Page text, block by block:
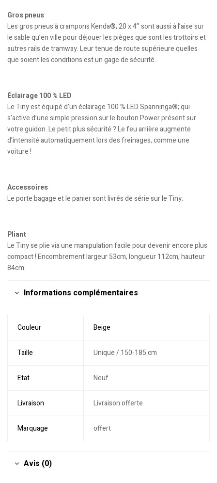
Gros pneus
Les gros pneus à crampons Kenda®; 20 x 4’’ sont aussi à l’aise sur
le sable qu’en ville pour déjouer les pièges que sont les trottoirs et
autres rails de tramway. Leur tenue de route supérieure quelles
que soient les conditions est un gage de sécurité.
Éclairage 100 % LED
Le Tiny est équipé d’un éclairage 100 % LED Spanninga®; qui
s’active d’une simple pression sur le bouton Power présent sur
votre guidon. Le petit plus sécurité ? Le feu arrière augmente
d’intensité automatiquement lors des freinages, comme une
voiture !
Accessoires
Le porte bagage et le panier sont livrés de série sur le Tiny.
Pliant
Le Tiny se plie via une manipulation facile pour devenir encore plus
compact ! Encombrement largeur 53cm, longueur 112cm, hauteur
84cm.
Informations complémentaires
Couleur Beige
Taille Unique / 150-185 cm
Etat Neuf
Livraison Livraison offerte
Marquage offert
Avis (0)